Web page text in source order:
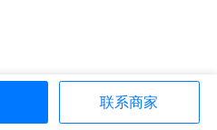
联系商家